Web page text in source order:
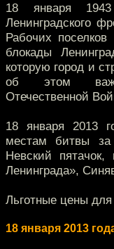
18 января
Ленинградского
Рабочих
блокады
которую город и
об этом
Отечественной
18 января 2013
местам битвы за
Невский
Ленинграда»,
Льготные цены для
18 января 2013